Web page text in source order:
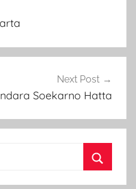
Next Post
Soekarno Hatta